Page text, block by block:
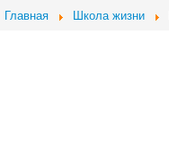
Главная Школа жизни